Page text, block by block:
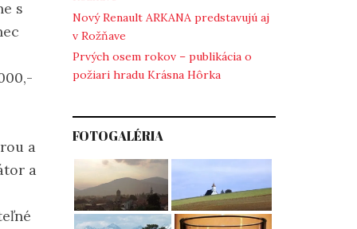
s
a
a
Nový Renault ARKANA predstavujú aj
v Rožňave
Prvých osem rokov – publikácia o
požiari hradu Krásna Hôrka
FOTOGALÉRIA